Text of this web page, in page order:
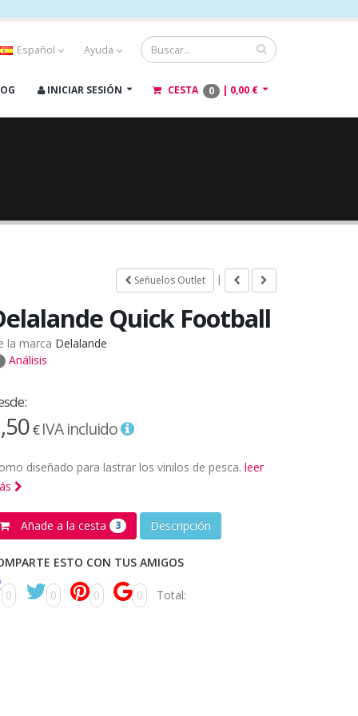
Español Ayuda
INICIAR SESIÓN CESTA 0 | 0,00 €
Señuelos Outlet |
Quick Football
la marca Delalande
Análisis
€IVA incluido
diseñado para lastrar los vinilos de pesca. leer
Añade a la cesta 3 Descripción
ESTO CON TUS AMIGOS
0 0 0 0 Total: